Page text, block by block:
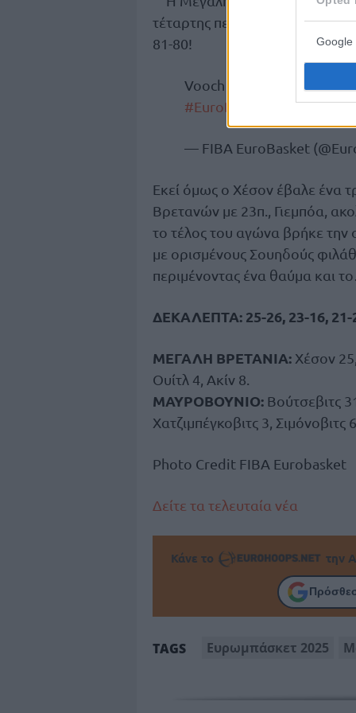
Google
τέταρτης περιόδου, ωστόσο
81-80!
Vooch putting Montenegro
#EuroBasket
— FIBA EuroBasket
Εκεί όμως ο Χέσον έβαλε ένα
Βρετανών με 23π., Γιεμπόα,
το τέλος του αγώνα βρήκε την
με ορισμένους Σουηδούς
περιμένοντας ένα θαύμα και
ΔΕΚΑΛΕΠΤΑ: 25-26, 23-16, 21-
ΜΕΓΑΛΗ ΒΡΕΤΑΝΙΑ: Χέσον
Ουίτλ 4, Ακίν 8.
ΜΑΥΡΟΒΟΥΝΙΟ: Βούτσεβιτς
Χατζιμπέγκοβιτς 3, Σιμόνοβιτς
Photo Credit FIBA Eurobasket
Δείτε τα τελευταία νέα
Κάνε το την
TAGS Ευρωμπάσκετ 2025